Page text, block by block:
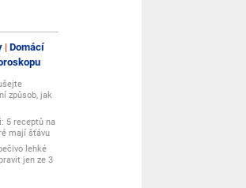
Domácí
způsob, jak
5 receptů na
mají šťávu
lehké
jen ze 3